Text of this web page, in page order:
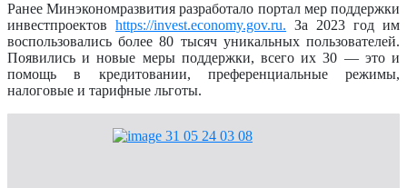
Ранее Минэкономразвития разработало портал мер поддержки
инвестпроектов https://invest.economy.gov.ru. За 2023 год им
воспользовались более 80 тысяч уникальных пользователей.
Появились и новые меры поддержки, всего их 30 — это и
помощь в кредитовании, преференциальные режимы,
налоговые и тарифные льготы.